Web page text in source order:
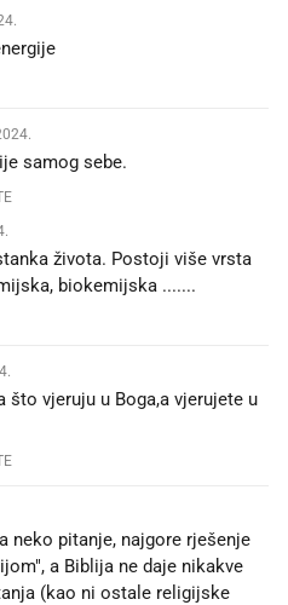
samog sebe.
života. Postoji više vrsta
biokemijska .......
što vjeruju u Boga,a vjerujete u
neko pitanje, najgore rješenje
a Biblija ne daje nikakve
(kao ni ostale religijske